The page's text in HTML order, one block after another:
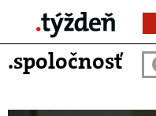
.spoločnosť